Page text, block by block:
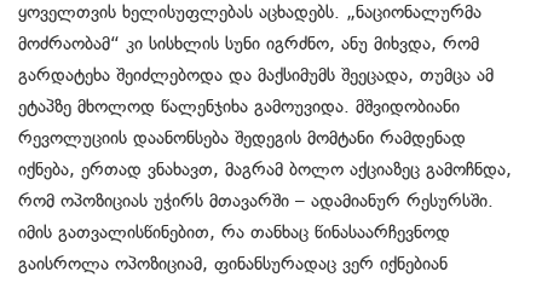
ყოველთვის ხელისუფლებას აცხადებს. „ნაციონალურმა
მოძრაობამ“ კი სისხლის სუნი იგრძნო, ანუ მიხვდა, რომ
გარდატეხა შეიძლებოდა და მაქსიმუმს შეეცადა, თუმცა ამ
ეტაპზე მხოლოდ წალენჯიხა გამოუვიდა. მშვიდობიანი
რევოლუციის დაანონსება შედეგის მომტანი რამდენად
იქნება, ერთად ვნახავთ, მაგრამ ბოლო აქციაზეც გამოჩნდა,
რომ ოპოზიციას უჭირს მთავარში – ადამიანურ რესურსში.
იმის გათვალისწინებით, რა თანხაც წინასაარჩევნოდ
გაისროლა ოპოზიციამ, ფინანსურადაც ვერ იქნებიან